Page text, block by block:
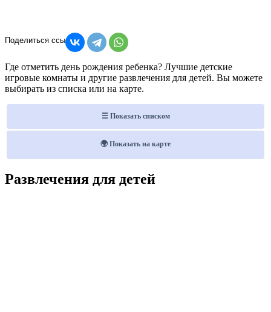
Где отметить день рождения ребенка? Лучшие детские
игровые комнаты и другие развлечения для детей. Вы можете
выбирать из списка или на карте.
☰ Показать списком
🌍 Показать на карте
Развлечения для детей